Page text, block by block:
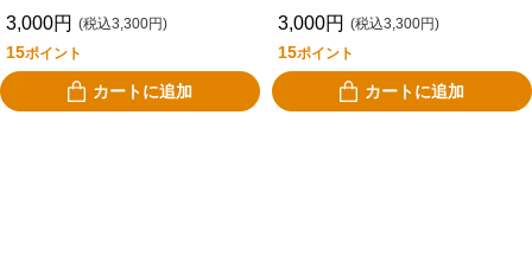
3,000円 (税込3,300円)
15ポイント
カートに追加
3,000円 (税込3,300円)
15ポイント
カートに追加